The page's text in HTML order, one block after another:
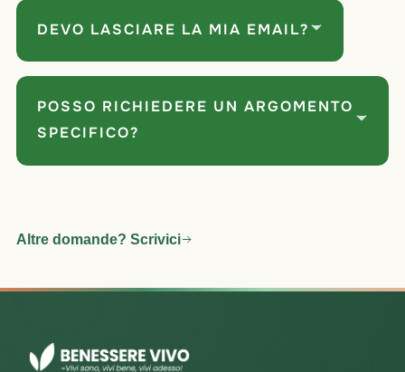
DEVO LASCIARE LA MIA EMAIL?
Dipende dall'ebook: alcuni si scaricano subito, altri
POSSO RICHIEDERE UN ARGOMENTO
SPECIFICO?
Altre domande? Scrivici